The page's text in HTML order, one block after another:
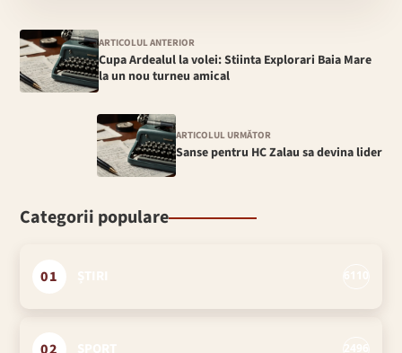
ARTICOLUL ANTERIOR
Cupa Ardealul la volei: Stiinta Explorari Baia Mare
la un nou turneu amical
ARTICOLUL URMĂTOR
Sanse pentru HC Zalau sa devina lider
Categorii populare
01